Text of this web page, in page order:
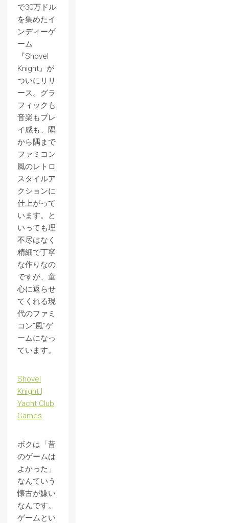
で30万ドル
を集めたイ
ンディーゲ
ーム
『Shovel
Knight』が
ついにリリ
ース。グラ
フィックも
音楽もプレ
イ感も、隅
から隅まで
ファミコン
風のレトロ
スタイルア
クションに
仕上がって
います。と
いっても理
不尽はなく
精細で丁寧
な作りなの
ですが、童
心に返らせ
てくれる現
代のファミ
コン”風”ゲ
ームになっ
ています。
Shovel
Knight |
Yacht Club
Games
ボクは「昔
のゲームは
よかった」
なんていう
懐古が嫌い
なんです。
ゲームとい